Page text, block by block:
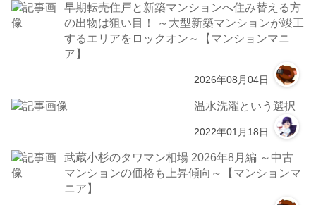
早期転売住戸と新築マンションへ住み替える方
の出物は狙い目！ ～大型新築マンションが竣工
するエリアをロックオン～【マンションマニ
ア】
2026年08月04日
温水洗濯という選択
2022年01月18日
武蔵小杉のタワマン相場 2026年8月編 ～中古
マンションの価格も上昇傾向～【マンションマ
ニア】